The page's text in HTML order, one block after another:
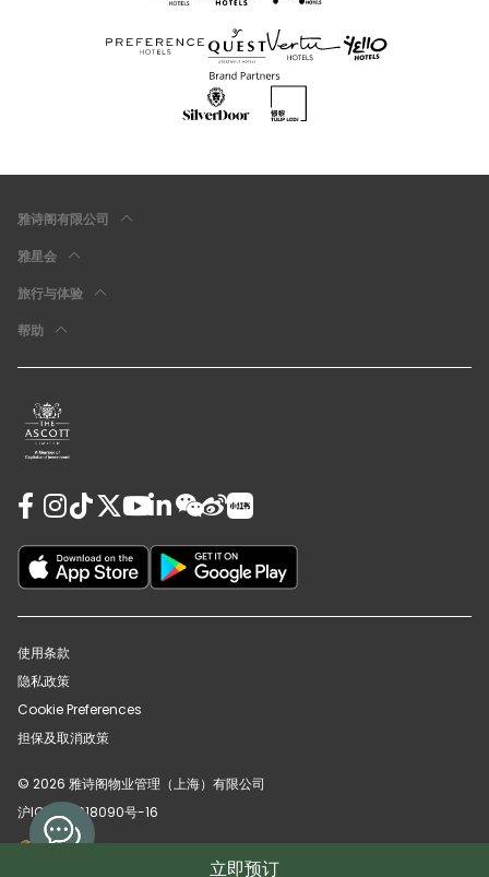
立即预订
雅诗阁有限公司
雅星会
旅行与体验
帮助
使用条款
隐私政策
Cookie Preferences
担保及取消政策
© 2026 雅诗阁物业管理（上海）有限公司
沪ICP备12018090号-16
沪公网安备31010102008391号